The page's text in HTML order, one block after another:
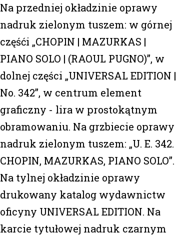
Na przedniej okładzinie oprawy
nadruk zielonym tuszem: w górnej
częśći „CHOPIN | MAZURKAS |
PIANO SOLO | (RAOUL PUGNO)”, w
dolnej części „UNIVERSAL EDITION |
No. 342”, w centrum element
graficzny - lira w prostokątnym
obramowaniu. Na grzbiecie oprawy
nadruk zielonym tuszem: „U. E. 342.
CHOPIN, MAZURKAS, PIANO SOLO”.
Na tylnej okładzinie oprawy
drukowany katalog wydawnictw
oficyny UNIVERSAL EDITION. Na
karcie tytułowej nadruk czarnym